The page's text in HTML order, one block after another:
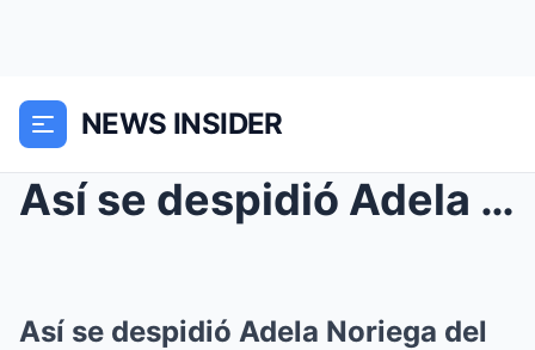
NEWS INSIDER
Así se despidió Adela Noriega del mundo: sus últim...
Así se despidió Adela Noriega del